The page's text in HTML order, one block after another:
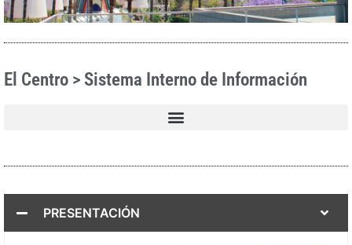
El Centro > Sistema Interno de Información
PRESENTACIÓN